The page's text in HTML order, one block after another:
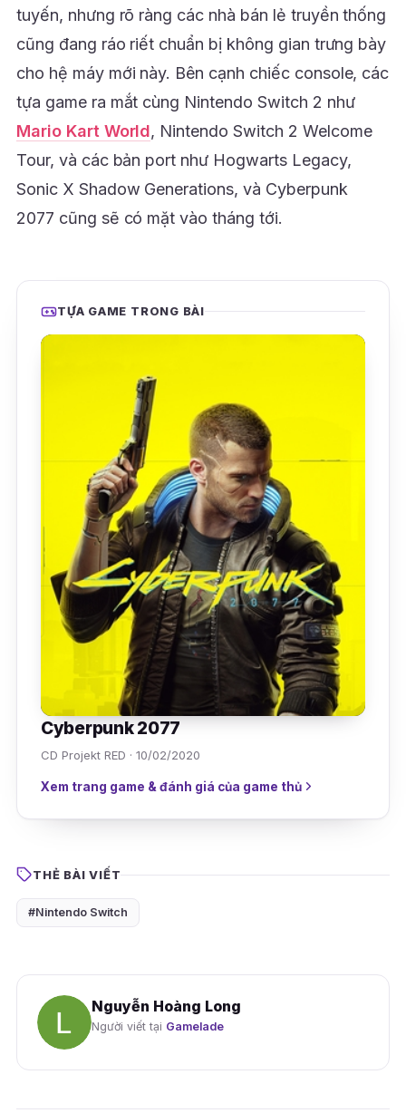
tuyến, nhưng rõ ràng các nhà bán lẻ truyền thống
cũng đang ráo riết chuẩn bị không gian trưng bày
cho hệ máy mới này. Bên cạnh chiếc console, các
tựa game ra mắt cùng Nintendo Switch 2 như
Mario Kart World, Nintendo Switch 2 Welcome
Tour, và các bản port như Hogwarts Legacy,
Sonic X Shadow Generations, và Cyberpunk
2077 cũng sẽ có mặt vào tháng tới.
TỰA GAME TRONG BÀI
Cyberpunk 2077
CD Projekt RED · 10/02/2020
Xem trang game & đánh giá của game thủ
THẺ BÀI VIẾT
#Nintendo Switch
Nguyễn Hoàng Long
Người viết tại Gamelade